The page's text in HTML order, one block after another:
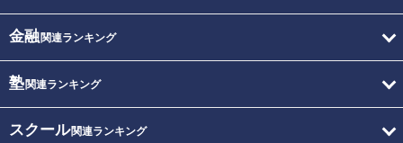
金融関連ランキング
塾関連ランキング
スクール関連ランキング